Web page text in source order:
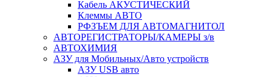
Кабель АКУСТИЧЕСКИЙ
Клеммы АВТО
РФЗЪЕМ ДЛЯ АВТОМАГНИТОЛ
АВТОРЕГИСТРАТОРЫ/КАМЕРЫ з/в
АВТОХИМИЯ
АЗУ для Мобильных/Авто устройств
АЗУ USB авто